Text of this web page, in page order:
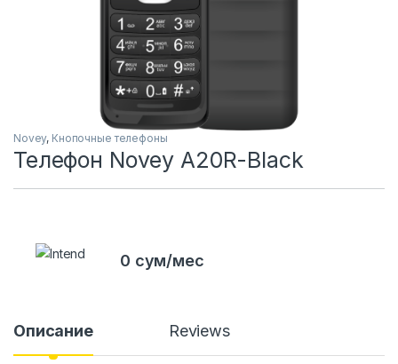
Novey, Кнопочные телефоны
Телефон Novey A20R-Black
0 сум/мес
Описание Reviews